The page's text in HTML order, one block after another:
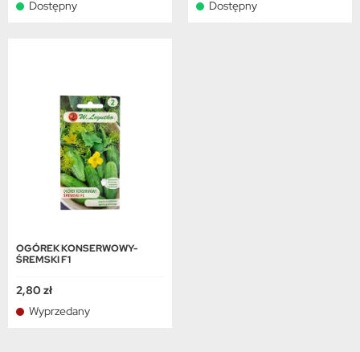
Dostępny
Dostępny
OGÓREK KONSERWOWY-
ŚREMSKI F1
2,80 zł
Wyprzedany